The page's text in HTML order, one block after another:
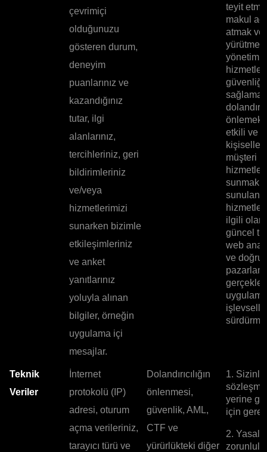
çevrimiçi
olduğunuzu
gösteren durum,
deneyim
puanlarınız ve
kazandığınız
tutar, ilgi
alanlarınız,
tercihleriniz, geri
bildirimleriniz
ve/veya
hizmetlerimizi
sunarken bizimle
etkileşimleriniz
ve anket
yanıtlarınız
yoluyla alınan
bilgiler, örneğin
uygulama içi
mesajlar.
teyit
makul
atmak ve
yürütmek,
yönetim
güvenliği
önlemek;
etkili ve
müşteri
hizmetleri
sunmak
sunulan
ilgili
güncel
web
ve
uygulama
Teknik
Veriler
İnternet
protokolü (IP)
adresi, oturum
açma verileriniz,
tarayıcı türü ve
Dolandırıcılığın
önlenmesi,
güvenlik, AML,
CTF ve
yürürlükteki diğer
1.
yerine
için
2. Yasal